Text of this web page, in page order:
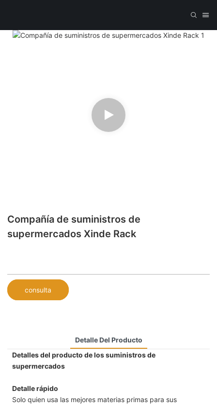
Compañía de suministros de
supermercados Xinde Rack
consulta
Detalle Del Producto
Detalles del producto de los suministros de
supermercados
Detalle rápido
Solo quien usa las mejores materias primas para sus